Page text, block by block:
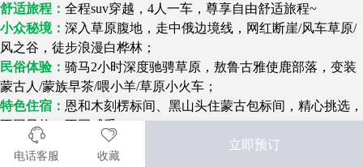
舒适旅程： 全程suv穿越，4人一车，尊享自由舒适旅程~
小众秘境： 深入草原腹地，走中俄边境线，网红断崖/风车草原/
风之谷，徒步浪漫白桦林；
民俗体验： 骑马2小时深度驰骋草原，敖鲁古雅使鹿部落，变装
蒙古人/蒙族早​茶/喂小羊/草原小火车；
特色住宿： 恩和木刻楞标间、黑山头住蒙古包标间，精心挑选，
不同风格，不同感受；
特色美食：
当期满16人以上赠送烤全羊，不足赠送烤羊腿或羊
排，人均半斤标准。
电话客服 收藏
立即预订